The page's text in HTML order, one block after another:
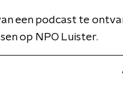
een podcast te
op NPO Luister.